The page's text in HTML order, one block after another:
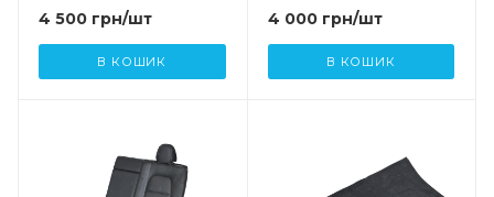
4 500 грн/шт
В КОШИК
4 000грн/шт
В КОШИК